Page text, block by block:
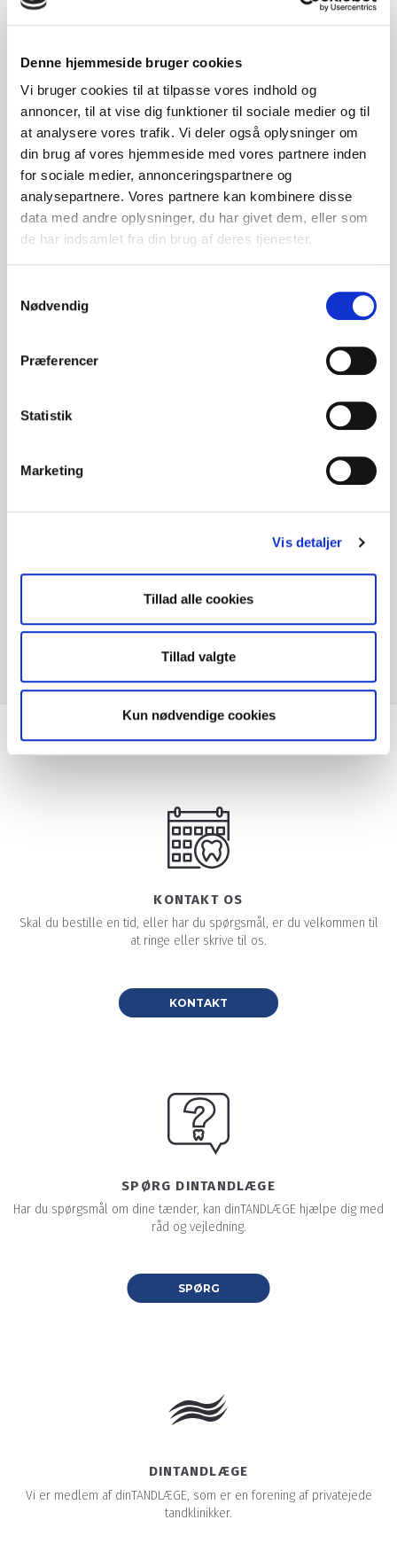
Denne hjemmeside bruger cookies
Vi bruger cookies til at tilpasse vores indhold og
annoncer, til at vise dig funktioner til sociale medier og til
at analysere vores trafik. Vi deler også oplysninger om
din brug af vores hjemmeside med vores partnere inden
for sociale medier, annonceringspartnere og
analysepartnere. Vores partnere kan kombinere disse
data med andre oplysninger, du har givet dem, eller som
de har indsamlet fra din brug af deres tjenester.
Nødvendig
Præferencer
Statistik
Marketing
Vis detaljer
Tillad alle cookies
Tillad valgte
Kun nødvendige cookies
KVALITETSSIKRING
Vi er en kvalitetssikret tandklinik og kan dokumentere at vi
lever op til alle myndighedskrav.
transport og gode parkeringsmuligheder.
SE KORT
KONTAKT OS
Skal du bestille en tid, eller har du spørgsmål, er du velkommen til
at ringe eller skrive til os.
KONTAKT
SPØRG DINTANDLÆGE
Har du spørgsmål om dine tænder, kan dinTANDLÆGE hjælpe dig med
råd og vejledning.
SPØRG
DINTANDLÆGE
Vi er medlem af dinTANDLÆGE, som er en forening af privatejede
tandklinikker.